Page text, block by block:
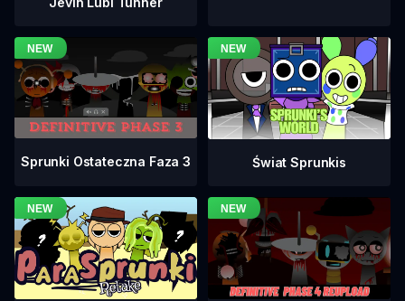
Sprunki Ostateczna Faza 3 Świat Sprunkis